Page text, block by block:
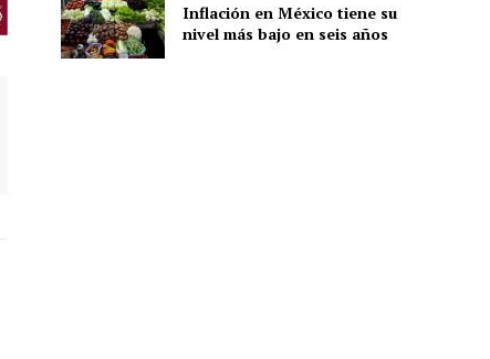
Inflación en México tiene su
nivel más bajo en seis años